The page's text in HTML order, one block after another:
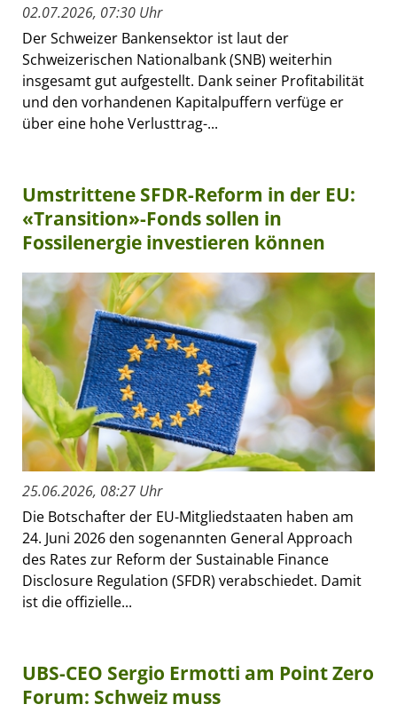
02.07.2026, 07:30 Uhr
Der Schweizer Bankensektor ist laut der
Schweizerischen Nationalbank (SNB) weiterhin
insgesamt gut aufgestellt. Dank seiner Profitabilität
und den vorhandenen Kapitalpuffern verfüge er
über eine hohe Verlusttrag-...
Umstrittene SFDR-Reform in der EU:
«Transition»-Fonds sollen in
Fossilenergie investieren können
25.06.2026, 08:27 Uhr
Die Botschafter der EU-Mitgliedstaaten haben am
24. Juni 2026 den sogenannten General Approach
des Rates zur Reform der Sustainable Finance
Disclosure Regulation (SFDR) verabschiedet. Damit
ist die offizielle...
UBS-CEO Sergio Ermotti am Point Zero
Forum: Schweiz muss